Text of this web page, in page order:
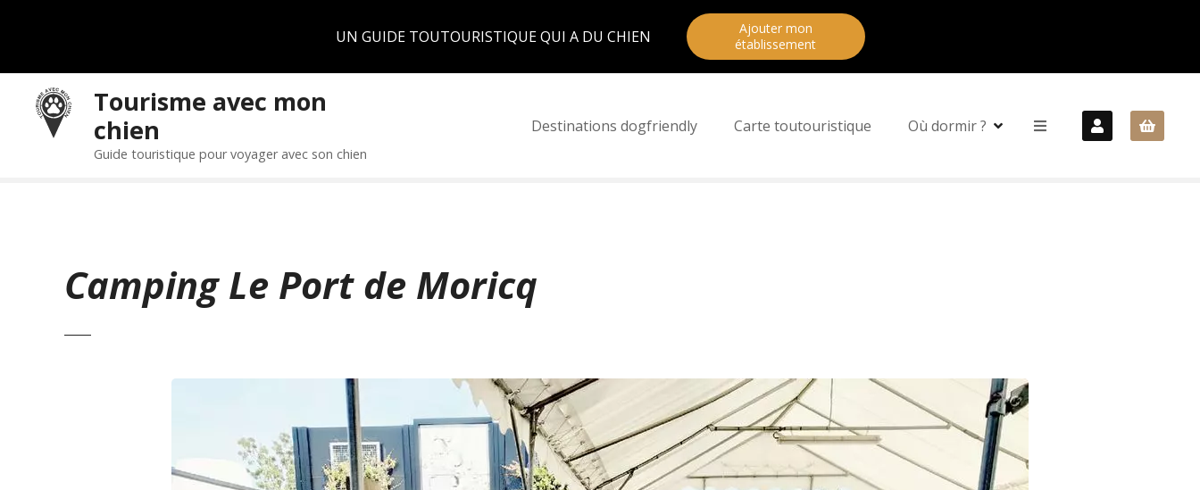
UN GUIDE TOUTOURISTIQUE QUI A DU CHIEN
Ajouter mon
établissement
Tourisme avec mon
chien
Guide touristique pour voyager avec son chien
Destinations dogfriendly Carte toutouristique Où dormir ?
Camping Le Port de Moricq